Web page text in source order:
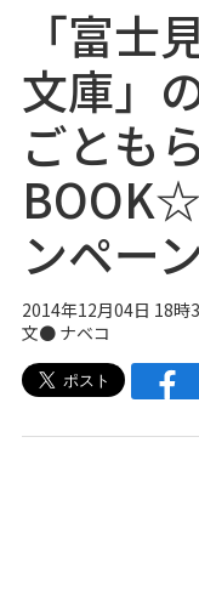
「富士
文庫」
ごとも
ンペー
2014年12月04日 18時
文● ナベコ